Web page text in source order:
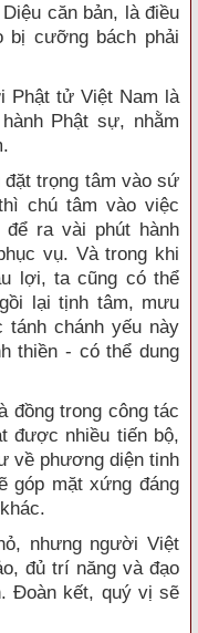
căn bản, là điều
bị cưỡng bách phải
Phật tử Việt Nam là
Phật sự, nhằm
trọng tâm vào sứ
chú tâm vào việc
để ra vài phút hành
vụ. Và trong khi
lợi, ta cũng có thể
lại tịnh tâm, mưu
chánh yếu này
thiền - có thể dung
đồng trong công tác
được nhiều tiến bộ,
về phương diện tinh
góp mặt xứng đáng
nhưng người Việt
đủ trí năng và đạo
Đoàn kết, quý vị sẽ